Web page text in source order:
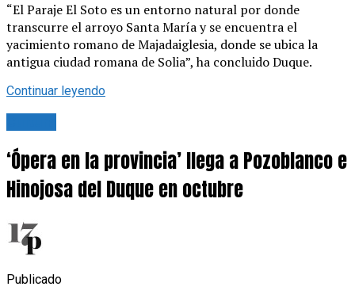
“El Paraje El Soto es un entorno natural por donde
transcurre el arroyo Santa María y se encuentra el
yacimiento romano de Majadaiglesia, donde se ubica la
antigua ciudad romana de Solia”, ha concluido Duque.
Continuar leyendo
‘Ópera en la provincia’ llega a Pozoblanco e
Hinojosa del Duque en octubre
Publicado